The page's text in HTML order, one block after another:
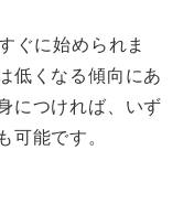
ぐに始められま
低くなる傾向にあ
につければ、いず
可能です。